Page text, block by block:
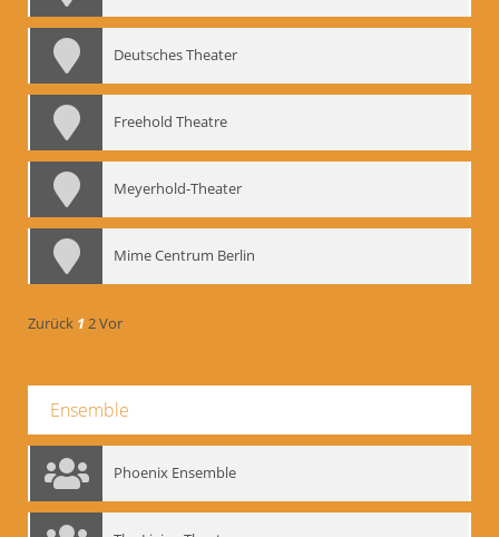
Deutsches Theater
Freehold Theatre
Meyerhold-Theater
Mime Centrum Berlin
Zurück 12Vor
Ensemble
Phoenix Ensemble